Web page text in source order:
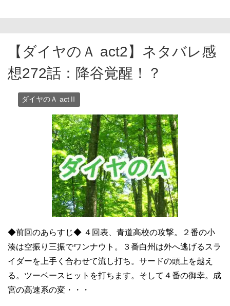
【ダイヤのＡ act2】ネタバレ感
想272話：降谷覚醒！？
ダイヤのＡ actⅡ
◆前回のあらすじ◆ ４回表、青道高校の攻撃。２番の小
湊は空振り三振でワンナウト。３番白州は外へ逃げるスラ
イダーを上手く合わせて流し打ち。サードの頭上を越え
る。ツーベースヒットを打ちます。そして４番の御幸。成
宮の高速系の変・・・